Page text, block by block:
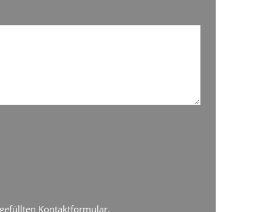
Kontaktformular.